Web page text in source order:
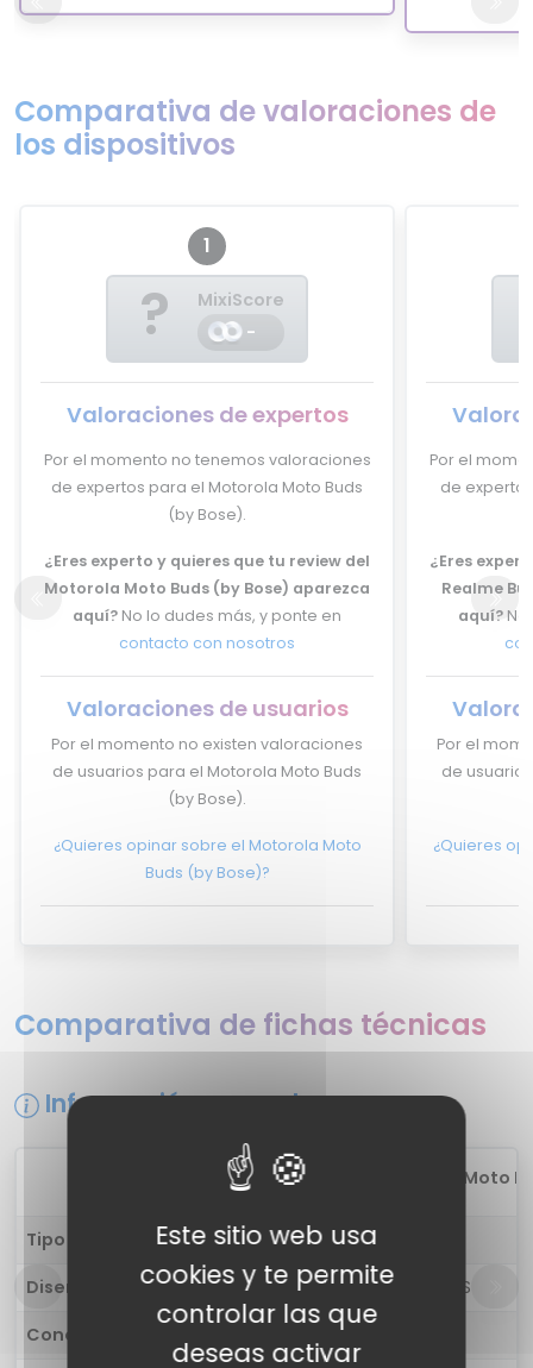
Comparativa de valoraciones de
los dispositivos
1
?
MixiScore
-
Valoraciones de expertos
Por el momento no tenemos valoraciones
de expertos para el Motorola Moto Buds
(by Bose).
¿Eres experto y quieres que tu review del
Motorola Moto Buds (by Bose) aparezca
aquí? No lo dudes más, y ponte en
contacto con nosotros
Valoraciones de usuarios
Por el momento no existen valoraciones
de usuarios para el Motorola Moto Buds
(by Bose).
¿Quieres opinar sobre el Motorola Moto
Buds (by Bose)?
Por el
de
¿Eres
Realme
aquí?
Por el
de
¿Quieres
Comparativa de fichas técnicas
Información general
Motorola Moto
Tipo de auricular
in-ear
Diseño
Auriculares TWS
Conectividad
Inalámbrico
Este sitio web usa
cookies y te permite
controlar las que
deseas activar